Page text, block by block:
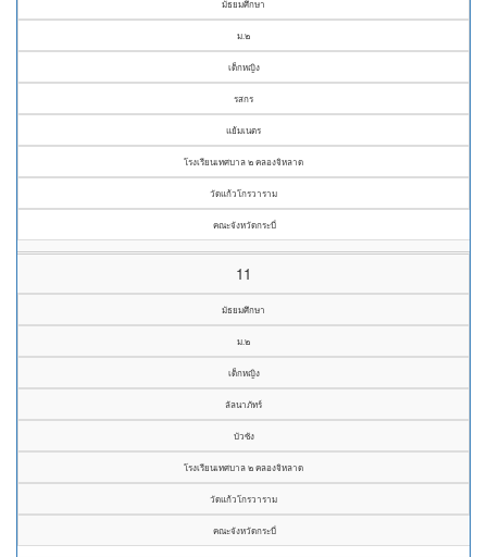
มัธยมศึกษา
ม.๒
เด็กหญิง
รสกร
แย้มเนตร
โรงเรียนเทศบาล ๒ คลองจิหลาด
วัดแก้วโกรวาราม
คณะจังหวัดกระบี่
11
มัธยมศึกษา
ม.๒
เด็กหญิง
ลัลนาภัทร์
บัวซัง
โรงเรียนเทศบาล ๒ คลองจิหลาด
วัดแก้วโกรวาราม
คณะจังหวัดกระบี่